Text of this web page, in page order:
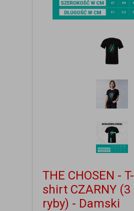
THE CHOSEN - T-
shirt CZARNY (3
ryby) - Damski